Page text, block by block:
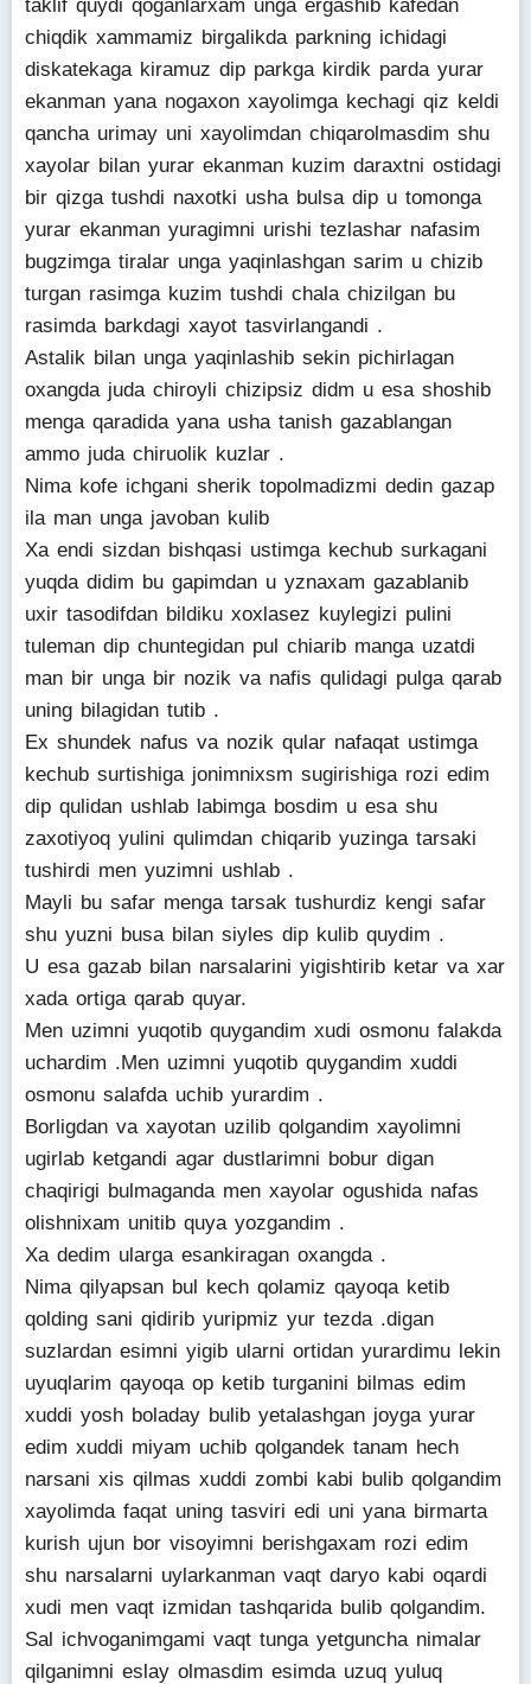
taklif quydi qoganlarxam unga ergashib kafedan
chiqdik xammamiz birgalikda parkning ichidagi
diskatekaga kiramuz dip parkga kirdik parda yurar
ekanman yana nogaxon xayolimga kechagi qiz keldi
qancha urimay uni xayolimdan chiqarolmasdim shu
xayolar bilan yurar ekanman kuzim daraxtni ostidagi
bir qizga tushdi naxotki usha bulsa dip u tomonga
yurar ekanman yuragimni urishi tezlashar nafasim
bugzimga tiralar unga yaqinlashgan sarim u chizib
turgan rasimga kuzim tushdi chala chizilgan bu
rasimda barkdagi xayot tasvirlangandi .
Astalik bilan unga yaqinlashib sekin pichirlagan
oxangda juda chiroyli chizipsiz didm u esa shoshib
menga qaradida yana usha tanish gazablangan
ammo juda chiruolik kuzlar .
Nima kofe ichgani sherik topolmadizmi dedin gazap
ila man unga javoban kulib
Xa endi sizdan bishqasi ustimga kechub surkagani
yuqda didim bu gapimdan u yznaxam gazablanib
uxir tasodifdan bildiku xoxlasez kuylegizi pulini
tuleman dip chuntegidan pul chiarib manga uzatdi
man bir unga bir nozik va nafis qulidagi pulga qarab
uning bilagidan tutib .
Ex shundek nafus va nozik qular nafaqat ustimga
kechub surtishiga jonimnixsm sugirishiga rozi edim
dip qulidan ushlab labimga bosdim u esa shu
zaxotiyoq yulini qulimdan chiqarib yuzinga tarsaki
tushirdi men yuzimni ushlab .
Mayli bu safar menga tarsak tushurdiz kengi safar
shu yuzni busa bilan siyles dip kulib quydim .
U esa gazab bilan narsalarini yigishtirib ketar va xar
xada ortiga qarab quyar.
Men uzimni yuqotib quygandim xudi osmonu falakda
uchardim .Men uzimni yuqotib quygandim xuddi
osmonu salafda uchib yurardim .
Borligdan va xayotan uzilib qolgandim xayolimni
ugirlab ketgandi agar dustlarimni bobur digan
chaqirigi bulmaganda men xayolar ogushida nafas
olishnixam unitib quya yozgandim .
Xa dedim ularga esankiragan oxangda .
Nima qilyapsan bul kech qolamiz qayoqa ketib
qolding sani qidirib yuripmiz yur tezda .digan
suzlardan esimni yigib ularni ortidan yurardimu lekin
uyuqlarim qayoqa op ketib turganini bilmas edim
xuddi yosh boladay bulib yetalashgan joyga yurar
edim xuddi miyam uchib qolgandek tanam hech
narsani xis qilmas xuddi zombi kabi bulib qolgandim
xayolimda faqat uning tasviri edi uni yana birmarta
kurish ujun bor visoyimni berishgaxam rozi edim
shu narsalarni uylarkanman vaqt daryo kabi oqardi
xudi men vaqt izmidan tashqarida bulib qolgandim.
Sal ichvoganimgami vaqt tunga yetguncha nimalar
qilganimni eslay olmasdim esimda uzuq yuluq